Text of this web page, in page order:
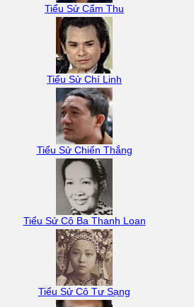
Tiểu Sử Cẩm Thu
Tiểu Sử Chí Linh
Tiểu Sử Chiến Thắng
Tiểu Sử Cô Ba Thanh Loan
Tiểu Sử Cô Tư Sạng